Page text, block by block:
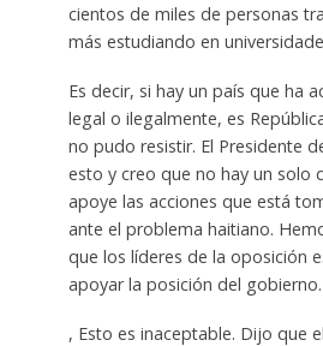
cientos de miles de personas
más estudiando en
Es decir, si hay un país que ha
legal o ilegalmente, es
no pudo resistir. El Presidente
esto y creo que no hay un solo
apoye las acciones que está
ante el problema haitiano.
que los líderes de la oposición
apoyar la posición del gobierno.
, Esto es inaceptable. Dijo que